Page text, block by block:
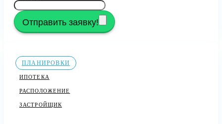
Отправить заявку!
ПЛАНИРОВКИ
ИПОТЕКА
РАСПОЛОЖЕНИЕ
ЗАСТРОЙЩИК